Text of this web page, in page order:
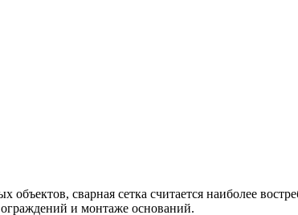
сварная сетка считается наиболее
и монтаже оснований.